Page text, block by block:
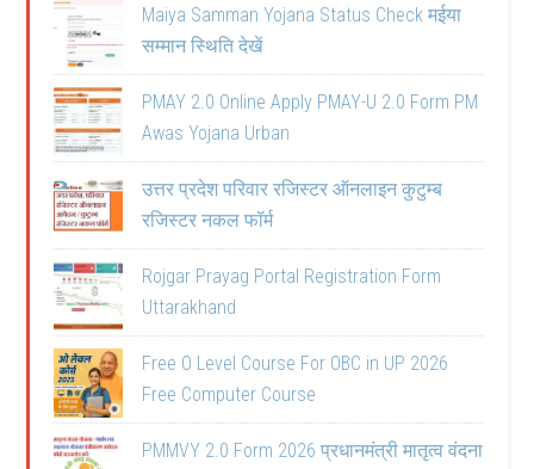
Maiya Samman Yojana Status Check मईया
सम्मान स्थिति देखें
PMAY 2.0 Online Apply PMAY-U 2.0 Form PM
Awas Yojana Urban
उत्तर प्रदेश परिवार रजिस्टर ऑनलाइन कुटुम्ब
रजिस्टर नकल फॉर्म
Rojgar Prayag Portal Registration Form
Uttarakhand
Free O Level Course For OBC in UP 2026
Free Computer Course
PMMVY 2.0 Form 2026 प्रधानमंत्री मातृत्व वंदना